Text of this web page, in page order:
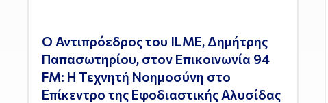
Ο Αντιπρόεδρος του ILME, Δημήτρης
Παπασωτηρίου, στον Επικοινωνία 94
FM: Η Τεχνητή Νοημοσύνη στο
Επίκεντρο της Εφοδιαστικής Αλυσίδας